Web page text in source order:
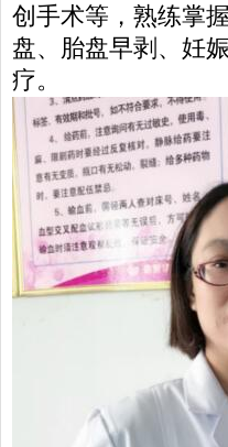
创手术等，熟练掌
盘、胎盘早剥、妊
疗。